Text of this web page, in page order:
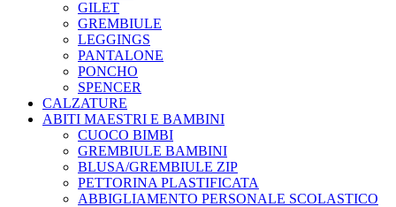
GILET
GREMBIULE
LEGGINGS
PANTALONE
PONCHO
SPENCER
CALZATURE
ABITI MAESTRI E BAMBINI
CUOCO BIMBI
GREMBIULE BAMBINI
BLUSA/GREMBIULE ZIP
PETTORINA PLASTIFICATA
ABBIGLIAMENTO PERSONALE SCOLASTICO